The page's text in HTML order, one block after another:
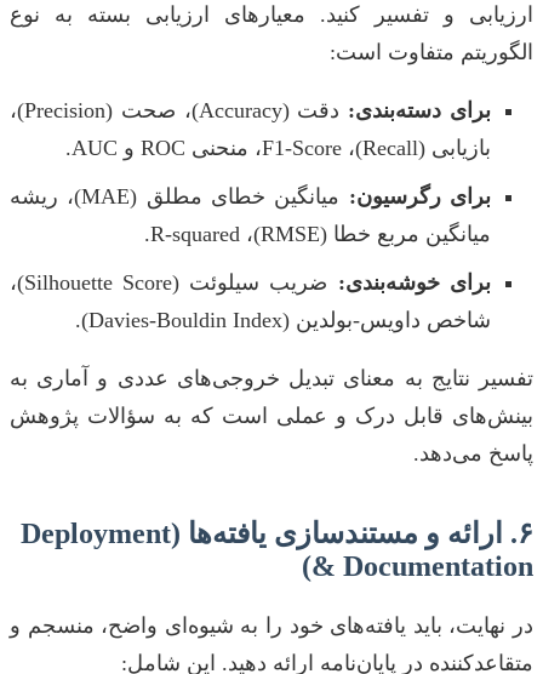
ارزیابی و تفسیر کنید. معیارهای ارزیابی بسته به نوع
الگوریتم متفاوت است:
برای دسته‌بندی:
دقت (Accuracy)، صحت (Precision)،
بازیابی (Recall)، F1-Score، منحنی ROC و AUC.
برای رگرسیون:
میانگین خطای مطلق (MAE)، ریشه
میانگین مربع خطا (RMSE)، R-squared.
برای خوشه‌بندی:
ضریب سیلوئت (Silhouette Score)،
شاخص داویس-بولدین (Davies-Bouldin Index).
تفسیر نتایج به معنای تبدیل خروجی‌های عددی و آماری به
بینش‌های قابل درک و عملی است که به سؤالات پژوهش
پاسخ می‌دهد.
۶. ارائه و مستندسازی یافته‌ها (Deployment
& Documentation)
در نهایت، باید یافته‌های خود را به شیوه‌ای واضح، منسجم و
متقاعدکننده در پایان‌نامه ارائه دهید. این شامل: